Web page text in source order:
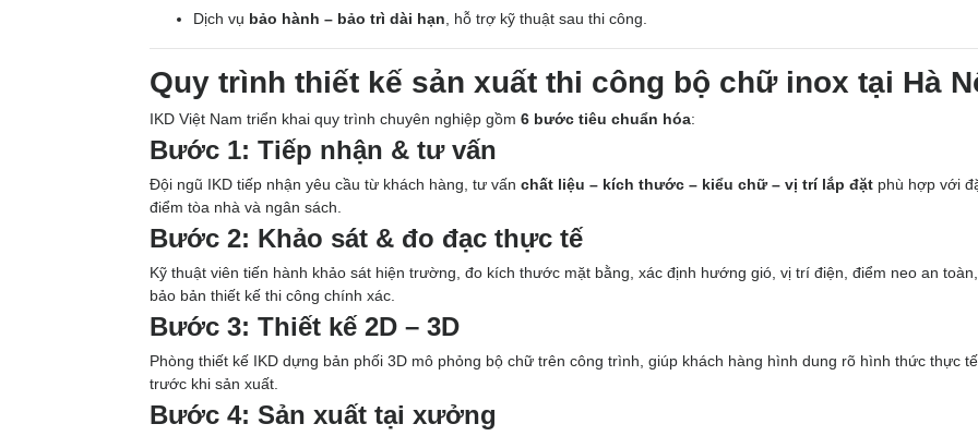
Dịch vụ bảo hành – bảo trì dài hạn , hỗ trợ kỹ thuật sau thi công.
Quy trình thiết kế sản xuất thi công bộ chữ inox tại Hà
IKD Việt Nam triển khai quy trình chuyên nghiệp gồm 6 bước tiêu chuẩn hóa:
Bước 1: Tiếp nhận & tư vấn
Đội ngũ IKD tiếp nhận yêu cầu từ khách hàng, tư vấn chất liệu – kích thước – kiểu chữ – vị trí lắp đặt phù hợp với
điểm tòa nhà và ngân sách.
Bước 2: Khảo sát & đo đạc thực tế
Kỹ thuật viên tiến hành khảo sát hiện trường, đo kích thước mặt bằng, xác định hướng gió, vị trí điện, điểm neo an
bảo bản thiết kế thi công chính xác.
Bước 3: Thiết kế 2D – 3D
Phòng thiết kế IKD dựng bản phối 3D mô phỏng bộ chữ trên công trình, giúp khách hàng hình dung rõ hình thức thực tế
trước khi sản xuất.
Bước 4: Sản xuất tại xưởng